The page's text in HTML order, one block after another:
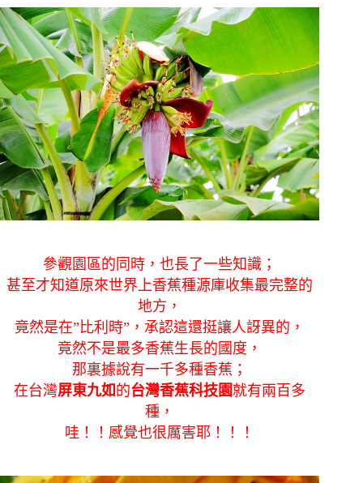
參觀園區的同時，也長了一些知識；
甚至才知道原來世界上香蕉種源庫收集最完整的
地方，
竟然是在”比利時”，承認這還挺讓人訝異的，
竟然不是最多香蕉生長的國度，
那裏據說有一千多種香蕉；
在台灣屏東九如 的台灣香蕉科技園 就有兩百多
種，
哇！！感覺也很厲害耶！！！